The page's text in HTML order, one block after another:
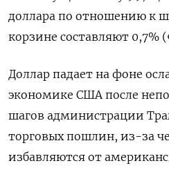
доллара по отношению к
корзине составляют 0,7%
Доллар падает на фоне
экономике США после
шагов администрации
торговых пошлин, из-за
избавляются от